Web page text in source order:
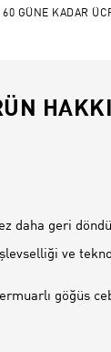
60 GÜNE KADAR
daha geri
ve
göğüs